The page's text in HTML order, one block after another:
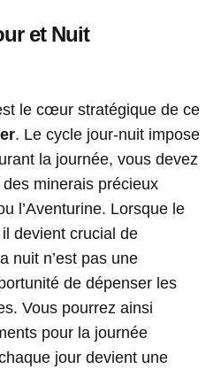
et Nuit
le cœur stratégique de ce
. Le cycle jour-nuit impose
la journée, vous devez
des minerais précieux
l’Aventurine. Lorsque le
devient crucial de
nuit n’est pas une
de dépenser les
Vous pourrez ainsi
pour la journée
jour devient une